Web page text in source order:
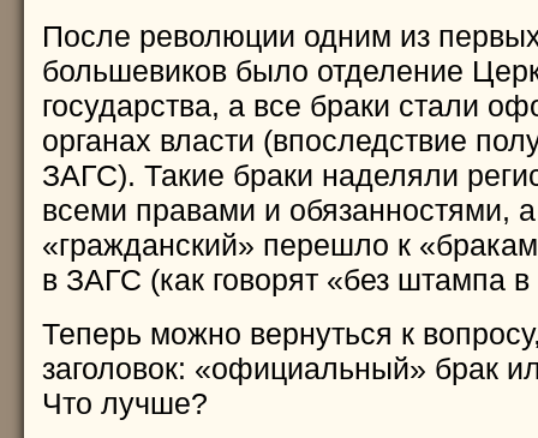
После революции одним из
большевиков было отделение
государства, а все браки стали
органах власти (впоследствие
ЗАГС). Такие браки наделяли
всеми правами и обязанностями,
«гражданский» перешло к
в ЗАГС (как говорят «без штампа в
Теперь можно вернуться к
заголовок: «официальный» брак
Что лучше?